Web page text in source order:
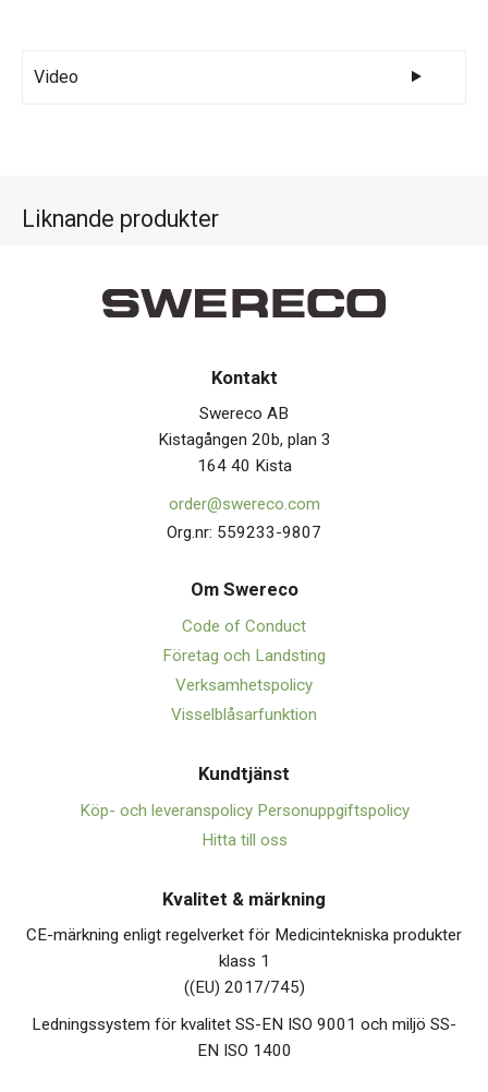
Video
Liknande produkter
Kontakt
Swereco AB
Kistagången 20b, plan 3
164 40 Kista
order@swereco.com
Org.nr: 559233-9807
Om Swereco
Code of Conduct
Företag och Landsting
Verksamhetspolicy
Visselblåsarfunktion
Kundtjänst
Köp- och leveranspolicy Personuppgiftspolicy
Hitta till oss
Kvalitet & märkning
CE-märkning enligt regelverket för Medicintekniska produkter
klass 1
((EU) 2017/745)
Ledningssystem för kvalitet SS-EN ISO 9001 och miljö SS-
EN ISO 1400